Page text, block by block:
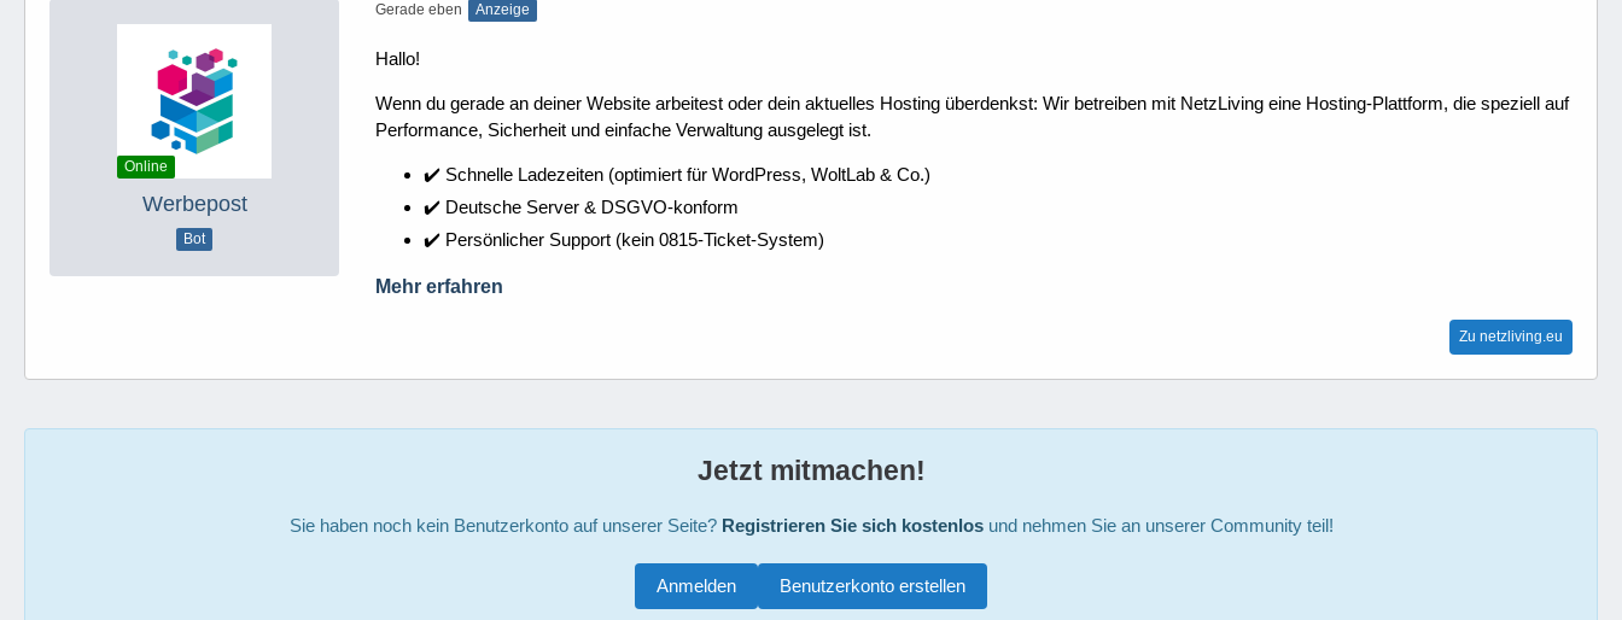
Online
Werbepost
Bot
Gerade eben Anzeige
Hallo!
Wenn du gerade an deiner Website arbeitest oder dein aktuelles Hosting überdenkst: Wir betreiben mit NetzLiving eine Hosting-Plattform, die speziell auf
Performance, Sicherheit und einfache Verwaltung ausgelegt ist.
✔️ Schnelle Ladezeiten (optimiert für WordPress, WoltLab & Co.)
✔️ Deutsche Server & DSGVO-konform
✔️ Persönlicher Support (kein 0815-Ticket-System)
Mehr erfahren
Zu netzliving.eu
Jetzt mitmachen!
Sie haben noch kein Benutzerkonto auf unserer Seite? Registrieren Sie sich kostenlosund nehmen Sie an unserer Community teil!
Benutzerkonto erstellen
Anmelden